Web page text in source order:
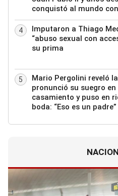
conquistó al mundo
4
Imputaron a Thiago
“abuso sexual con
su prima
5
Mario Pergolini reveló
pronunció su suegro en
casamiento y puso en
boda: “Eso es un padre”